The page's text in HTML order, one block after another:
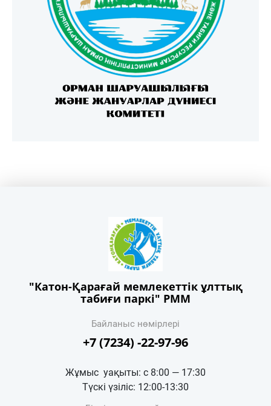
"Катон-Қарағай мемлекеттік ұлттық
табиғи паркі" РММ
Байланыс нөмірлері
+7 (7234) -22-97-96
Жұмыс уақыты: с 8:00 — 17:30
Түскі үзіліс: 12:00-13:30